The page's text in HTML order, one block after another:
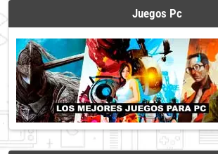
Juegos Pc